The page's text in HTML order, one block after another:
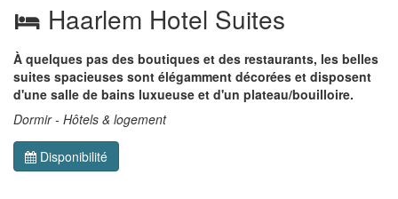
Haarlem Hotel Suites
À quelques pas des boutiques et des restaurants, les belles
suites spacieuses sont élégamment décorées et disposent
d'une salle de bains luxueuse et d'un plateau/bouilloire.
Dormir - Hôtels & logement
Disponibilité